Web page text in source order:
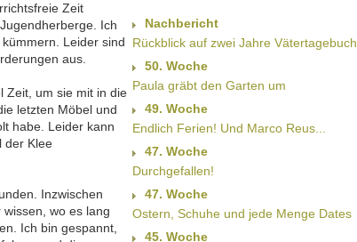
Zeit
Ich
Leider sind
aus.
Zeit, um sie mit in die
letzten Möbel und
habe. Leider kann
der Klee
Inzwischen
wo es lang
Ich bin gespannt,
Nachbericht
Rückblick auf zwei Jahre Vätertagebuch
50. Woche
Paula gräbt den Garten um
49. Woche
Endlich Ferien! Und Marco Reus...
47. Woche
Durchgefallen!
47. Woche
Ostern, Schuhe und jede Menge Dates
45. Woche